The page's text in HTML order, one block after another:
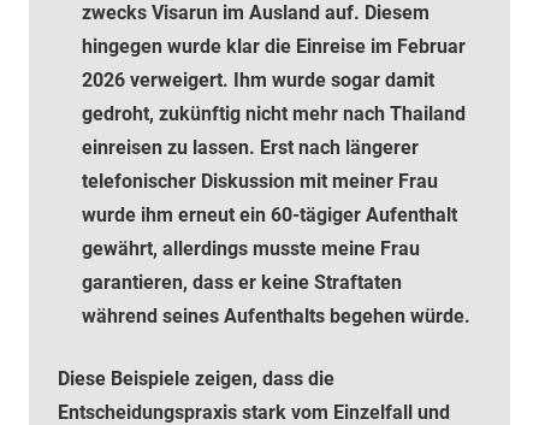
zwecks Visarun im Ausland auf. Diesem
hingegen wurde klar die Einreise im Februar
2026 verweigert. Ihm wurde sogar damit
gedroht, zukünftig nicht mehr nach Thailand
einreisen zu lassen. Erst nach längerer
telefonischer Diskussion mit meiner Frau
wurde ihm erneut ein 60-tägiger Aufenthalt
gewährt, allerdings musste meine Frau
garantieren, dass er keine Straftaten
während seines Aufenthalts begehen würde.
Diese Beispiele zeigen, dass die
Entscheidungspraxis stark vom Einzelfall und